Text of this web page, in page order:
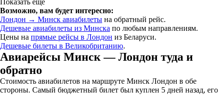
Возможно, вам будет интересно:
Лондон → Минск авиабилеты на обратный рейс.
Дешевые авиабилеты из Минска по любым направлениям.
Цены на прямые рейсы в Лондон из Беларуси.
Дешевые билеты в Великобританию.
Авиарейсы Минск — Лондон туда и
обратно
Стоимость авиабилетов на маршруте Минск Лондон в обе
стороны. Самый бюджетный билет был куплен 5 дней назад, его